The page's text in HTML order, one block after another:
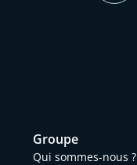
Groupe
Qui sommes-nous ?